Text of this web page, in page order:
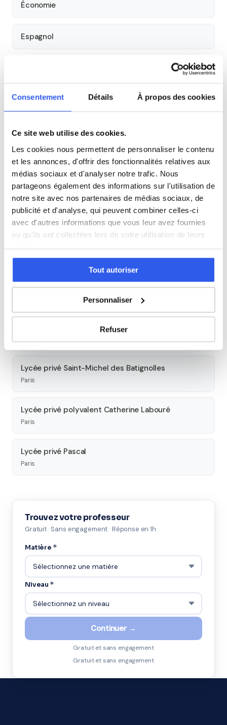
Consentement Détails À propos des cookies
Ce site web utilise des cookies.
Les cookies nous permettent de personnaliser le contenu
et les annonces, d'offrir des fonctionnalités relatives aux
médias sociaux et d'analyser notre trafic. Nous
partageons également des informations sur l'utilisation de
notre site avec nos partenaires de médias sociaux, de
publicité et d'analyse, qui peuvent combiner celles-ci
avec d'autres informations que vous leur avez fournies
ou qu'ils ont collectées lors de votre utilisation de leurs
services.
Tout autoriser
Personnaliser
Refuser
Économie
Espagnol
Cours par niveau
Tous les cours particuliers à Paris
Découvrez l'ensemble de notre offre à Paris :Voir tous les
cours à Paris →
Autres lycées à proximité
Lycée privé La Rochefoucauld
Lycée privé Saint-Michel des Batignolles
Paris
Lycée privé polyvalent Catherine Labouré
Paris
Lycée privé Pascal
Paris
Trouvez votre professeur
Gratuit · Sans engagement · Réponse en 1h
Matière *
Niveau *
Continuer →
Gratuit et sans engagement
Gratuit et sans engagement